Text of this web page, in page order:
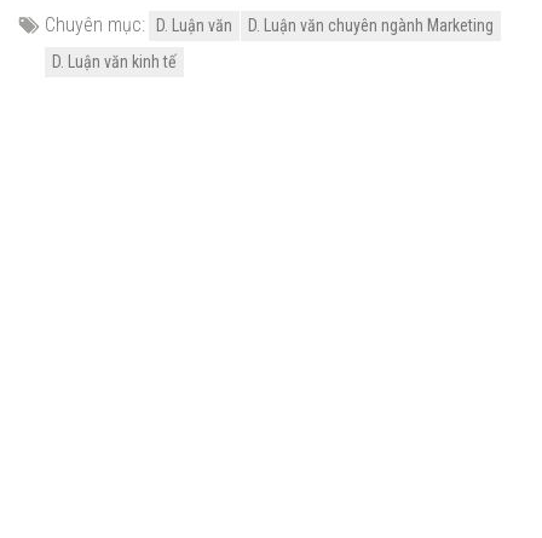
Chuyên mục: D. Luận văn
D. Luận văn chuyên ngành Marketing
D. Luận văn kinh tế